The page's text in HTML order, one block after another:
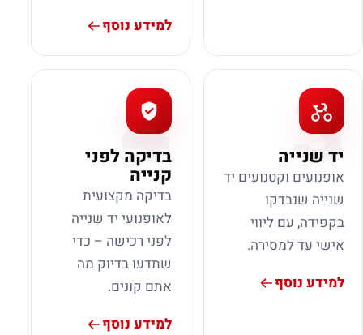
למידע נוסף
3
יד שנייה
אופנועים וקטנועים יד
שנייה שנבדקו
בקפידה, עם ליווי
אישי עד למסירה.
למידע נוסף
4
בדיקה לפני
קנייה
בדיקה מקצועית
לאופנועי יד שנייה
לפני רכישה – כדי
שתדעו בדיוק מה
אתם קונים.
למידע נוסף